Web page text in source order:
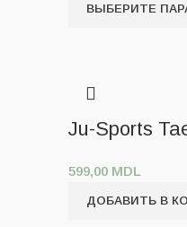
ВЫБЕРИТЕ
Ju-Sports
599,00 MDL
ДОБАВИТЬ В